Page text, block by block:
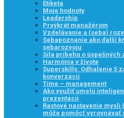
Etiketa
Moje hodnoty
Leadership
Prvýkrát manažérom
Vzdelávanie a (seba)
Sebapoznanie ako ďalší
sebarozvoju
Sila príbehu o úspešných
Harmónia v živote
Superskills: Odhalenie 5
konverzácií
Time – management
Ako využiť umelú
prezentácií
Rastové nastavenie mysli
môže pomôcť vyrovnávať